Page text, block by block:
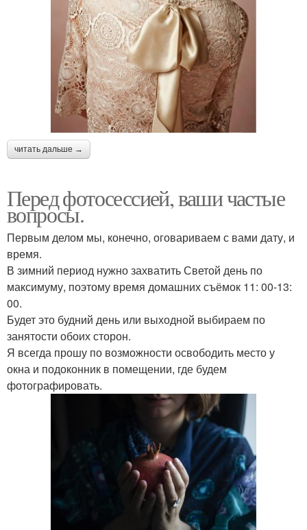
выпускной
макияж
Подбор причесок и
макияжа онлайн
Прическа и макияж
бесплатно
Онлайн прически и
макияж
Макияж и прическа в
читать дальше →
Перед фотосессией, ваши частые
вопросы.
Первым делом мы, конечно, оговариваем с вами дату, и
время.
В зимний период нужно захватить Светой день по
максимуму, поэтому время домашних съёмок 11: 00-13:
00.
Будет это будний день или выходной выбираем по
занятости обоих сторон.
Я всегда прошу по возможности освободить место у
окна и подоконник в помещении, где будем
фотографировать.